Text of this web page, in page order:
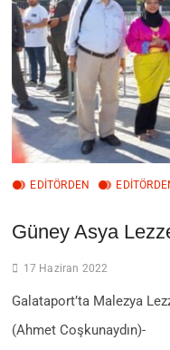
EDITÖRDEN
Güney Asya
17 Haziran 2022
Galataport’ta Malezya
(Ahmet Coşkunaydın)-